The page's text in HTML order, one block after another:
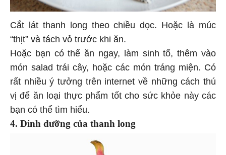
Cắt lát thanh long theo chiều dọc. Hoặc là múc
“thịt” và tách vỏ trước khi ăn.
Hoặc bạn có thể ăn ngay, làm sinh tố, thêm vào
món salad trái cây, hoặc các món tráng miện. Có
rất nhiều ý tưởng trên internet về những cách thú
vị để ăn loại thực phẩm tốt cho sức khỏe này các
bạn có thể tìm hiểu.
4. Dinh dưỡng của thanh long